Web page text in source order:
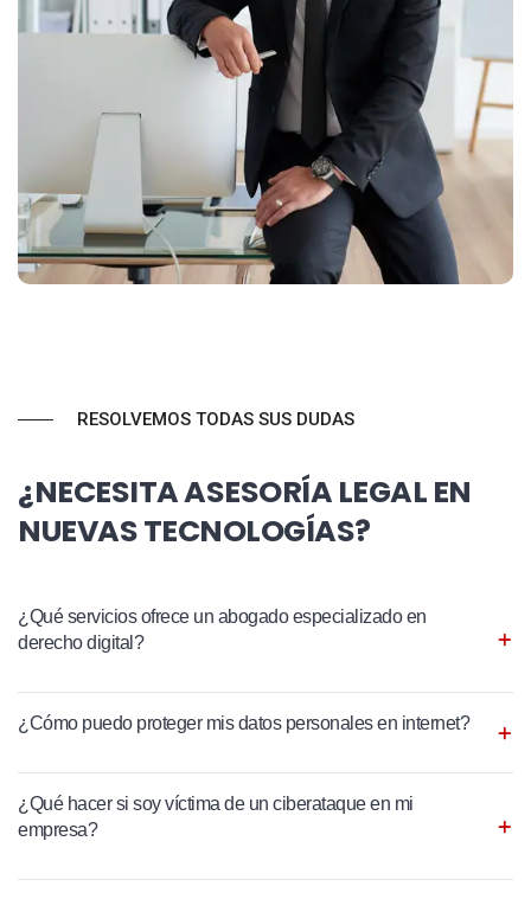
RESOLVEMOS TODAS SUS DUDAS
¿NECESITA ASESORÍA LEGAL EN
NUEVAS TECNOLOGÍAS?
¿Qué servicios ofrece un abogado especializado en
derecho digital?
¿Cómo puedo proteger mis datos personales en internet?
¿Qué hacer si soy víctima de un ciberataque en mi
empresa?